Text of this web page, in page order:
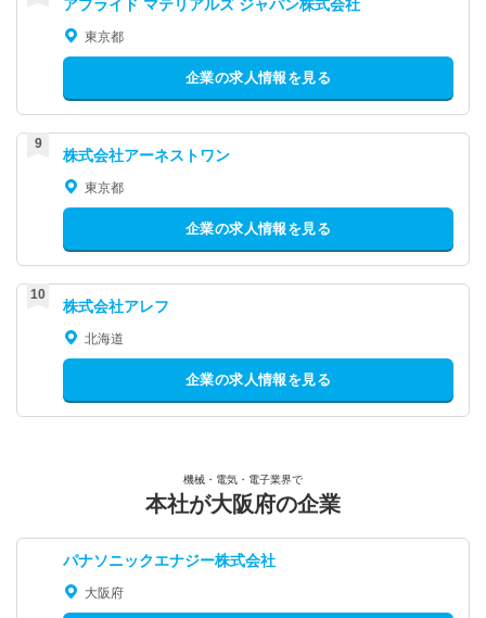
アプライド マテリアルズ ジャパン株式会社
東京都
企業の求人情報を見る
株式会社アーネストワン
東京都
企業の求人情報を見る
株式会社アレフ
北海道
企業の求人情報を見る
機械・電気・電子業界で
本社が大阪府の企業
パナソニックエナジー株式会社
大阪府